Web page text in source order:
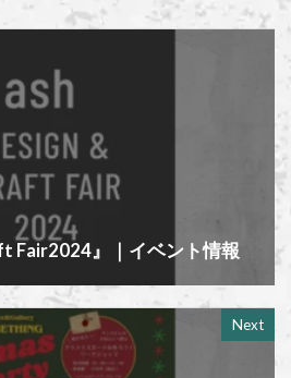
Fair2024』｜イベント情報
Next